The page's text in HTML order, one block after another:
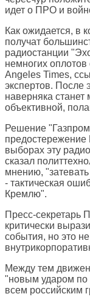
идет о ПРО и
Как ожидается, в
получат
радиостанции
немногих
Angeles Times,
экспертов. После
наверняка станет
объективной,
Решение
выборах эту
сказал
мнению,
- тактическая
Кремлю".
Пресс-секретарь
критически
события, но это
Между тем
"новым ударом по
всем российским